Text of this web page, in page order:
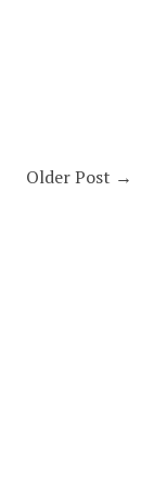
Older Post →